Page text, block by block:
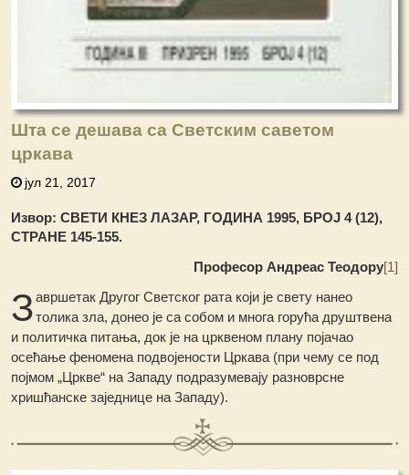
Шта се дешава са Светским саветом
цркава
јул 21, 2017
Извор: СВЕТИ КНЕЗ ЛАЗАР, ГОДИНА 1995, БРОЈ 4 (12),
СТРАНЕ 145-155.
Професор Андреас Теодору[1]
Завршетак Другог Светског рата који је свету нанео
толика зла, донео је са собом и многа горућа друштвена
и политичка питања, док је на црквеном плану појачао
осећање феномена подвојености Цркава (при чему се под
појмом „Цркве“ на Западу подразумевају разноврсне
хришћанске заједнице на Западу).